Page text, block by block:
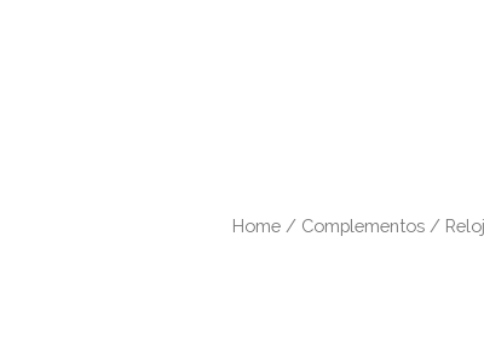
Home / Complementos /